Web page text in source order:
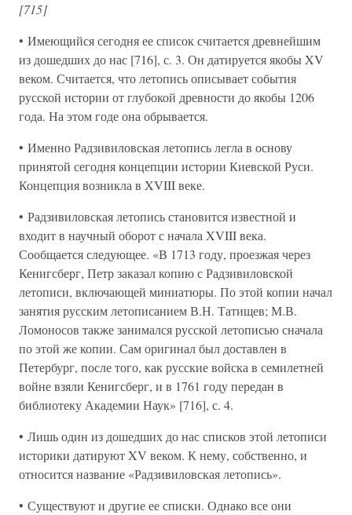
[715]
• Имеющийся сегодня ее список считается древнейшим
из дошедших до нас [716], с. 3. Он датируется якобы XV
веком. Считается, что летопись описывает события
русской истории от глубокой древности до якобы 1206
года. На этом годе она обрывается.
• Именно Радзивиловская летопись легла в основу
принятой сегодня концепции истории Киевской Руси.
Концепция возникла в XVIII веке.
• Радзивиловская летопись становится известной и
входит в научный оборот с начала XVIII века.
Сообщается следующее. «В 1713 году, проезжая через
Кенигсберг, Петр заказал копию с Радзивиловской
летописи, включающей миниатюры. По этой копии начал
занятия русским летописанием В.Н. Татищев; М.В.
Ломоносов также занимался русской летописью сначала
по этой же копии. Сам оригинал был доставлен в
Петербург, после того, как русские войска в семилетней
войне взяли Кенигсберг, и в 1761 году передан в
библиотеку Академии Наук» [716], с. 4.
• Лишь один из дошедших до нас списков этой летописи
историки датируют XV веком. К нему, собственно, и
относится название «Радзивиловская летопись».
• Существуют и другие ее списки. Однако все они